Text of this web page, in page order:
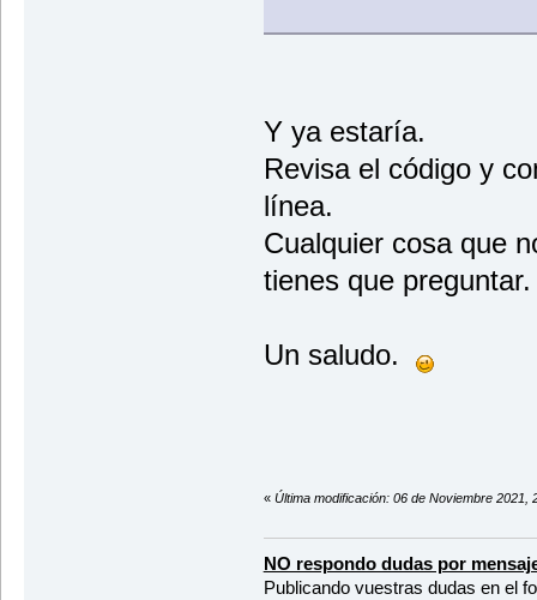
Y ya estaría.
Revisa el código y
línea.
Cualquier cosa que
tienes que preguntar.
Un saludo.
« Última modificación: 06 de Noviembre 2021,
NO respondo dudas por
Publicando vuestras dudas en el